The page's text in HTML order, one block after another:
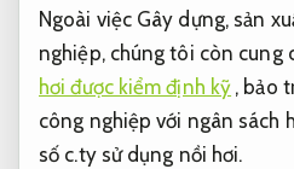
Ngoài việc Gây dựng, sản
nghiệp, chúng tôi còn cung
hơi được kiểm định kỹ , bảo
công nghiệp với ngân sách
số c.ty sử dụng nồi hơi.